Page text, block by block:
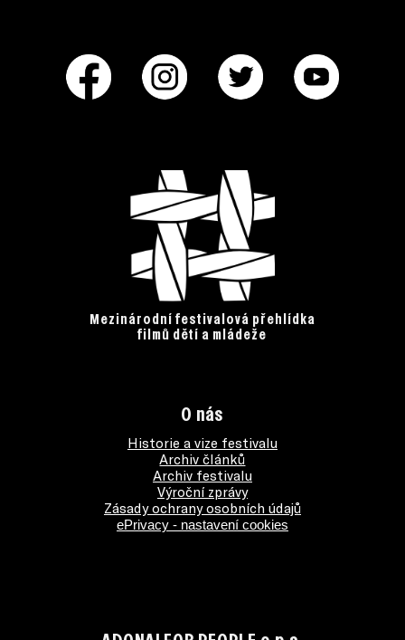
Mezinárodní festivalová přehlídka
filmů dětí a mládeže
O nás
Historie a vize festivalu
Archiv článků
Archiv festivalu
Výroční zprávy
Zásady ochrany osobních údajů
ePrivacy - nastavení cookies